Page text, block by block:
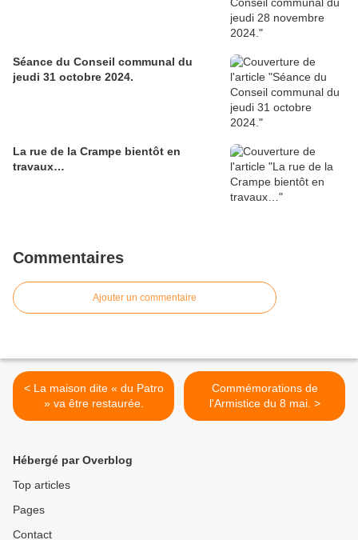
Séance du Conseil communal du
jeudi 31 octobre 2024.
La rue de la Crampe bientôt en
travaux…
Commentaires
Ajouter un commentaire
< La maison dite « du Patro
» va être restaurée.
Commémorations de
l'Armistice du 8 mai. >
Hébergé par Overblog
Top articles
Pages
Contact